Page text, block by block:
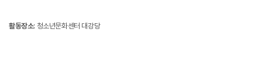
활동장소: 청소년문화센터 대강당